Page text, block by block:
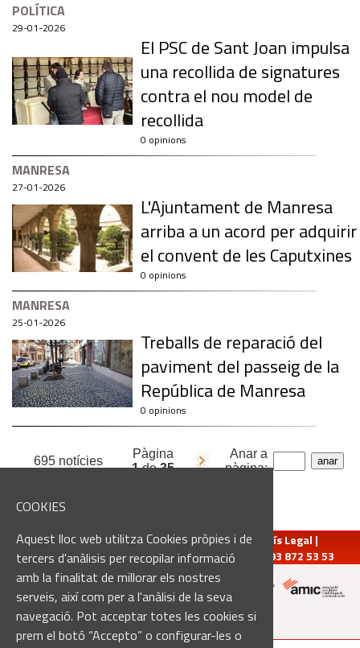
COOKIES
Aquest lloc web utilitza Cookies pròpies i de
tercers d'anàlisis per recopilar informació
amb la finalitat de millorar els nostres
serveis, així com per a l'anàlisi de la seva
navegació. Pot acceptar totes les cookies si
prem el botó “Accepto” o configurar-les o
POLÍTICA
29-01-2026
El PSC de Sant Joan impulsa
una recollida de signatures
contra el nou model de
recollida
0 opinions
MANRESA
27-01-2026
L'Ajuntament de Manresa
arriba a un acord per adquirir
el convent de les Caputxines
0 opinions
MANRESA
25-01-2026
Treballs de reparació del
paviment del passeig de la
República de Manresa
0 opinions
695 notícies
Pàgina
1de35
Anar a
pàgina:
redaccio@manresadiari.cat|Qui som Avís Legal |
Pompeu Fabra, 7-13, 08240-Manresa | Tel.: 93 872 53 53
Altres mitjans del grup: